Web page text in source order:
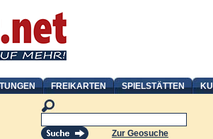
FREIKARTEN SPIELSTÄTTEN
Zur Geosuche